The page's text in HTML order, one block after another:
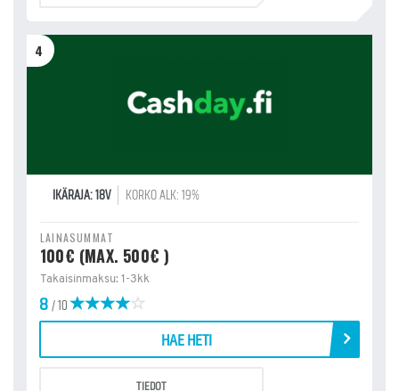
4
IKÄRAJA: 18V KORKO ALK: 19%
LAINASUMMAT
100€ (MAX. 500€ )
Takaisinmaksu: 1-3kk
8/ 10
HAE HETI
TIEDOT